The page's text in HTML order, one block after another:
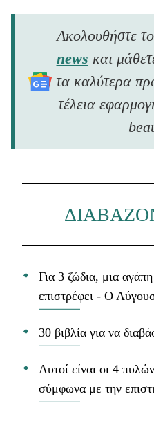
Ακολουθήστε το
news και
τα καλύτερα
τέλεια
Για 3 ζώδια, μια
επιστρέφει - Ο
30 βιβλία για να
Αυτοί είναι οι 4
σύμφωνα με την